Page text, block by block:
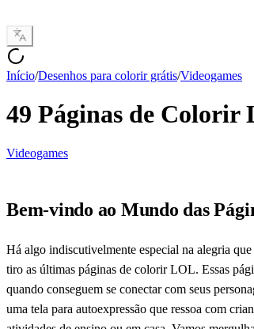
Início/Desenhos para colorir grátis/Videogames
49 Páginas de Colorir
Videogames
Bem-vindo ao Mundo das
Há algo indiscutivelmente especial na alegria
tiro as últimas páginas de colorir LOL. Essas
quando conseguem se conectar com seus
uma tela para autoexpressão que ressoa com